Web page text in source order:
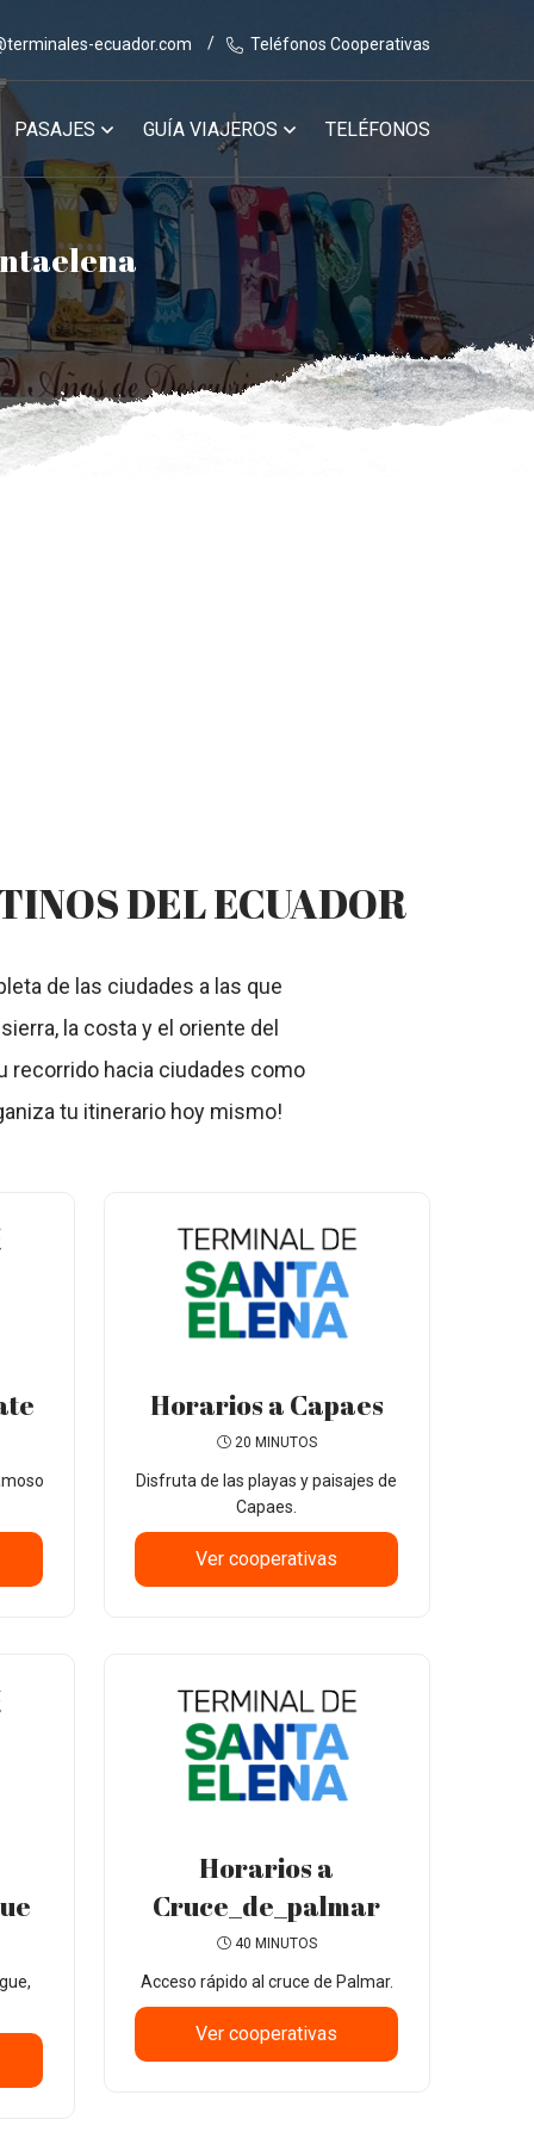
ecuador.com Teléfonos Cooperativas
PASAJES GUÍA VIAJEROS TELÉFONOS
DEL ECUADOR
de las ciudades a las que
la costa y el oriente del
recorrido hacia ciudades como
tu itinerario hoy mismo!
Horarios a Capaes
20 MINUTOS
Disfruta de las playas y paisajes de
Capaes.
Ver cooperativas
Horarios a
Cruce_de_palmar
40 MINUTOS
Acceso rápido al cruce de Palmar.
Ver cooperativas